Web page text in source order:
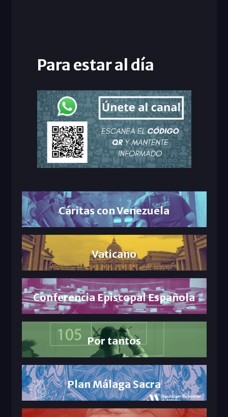
Para estar al día
Cáritas con Venezuela
Vaticano
Conferencia Episcopal Española
Por tantos
Plan Málaga Sacra